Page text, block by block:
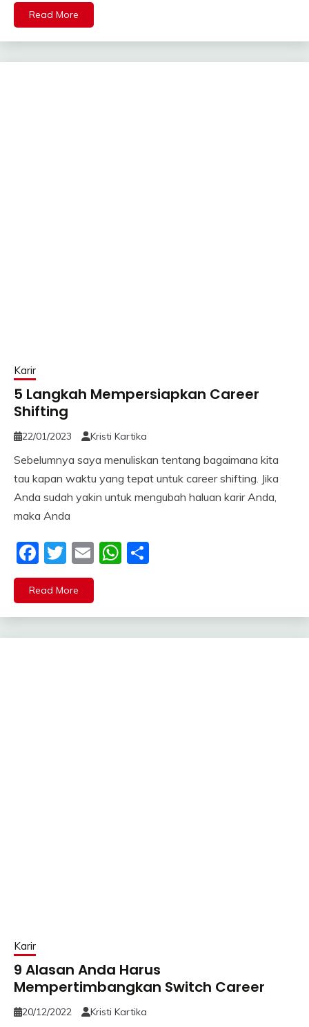
Read More
Karir
5 Langkah Mempersiapkan Career
Shifting
22/01/2023 Kristi Kartika
Sebelumnya saya menuliskan tentang bagaimana kita
tau kapan waktu yang tepat untuk career shifting. Jika
Anda sudah yakin untuk mengubah haluan karir Anda,
maka Anda
Facebook
Twitter
EmailWhatsApp
Read More
Karir
9 Alasan Anda Harus
Mempertimbangkan Switch Career
20/12/2022 Kristi Kartika